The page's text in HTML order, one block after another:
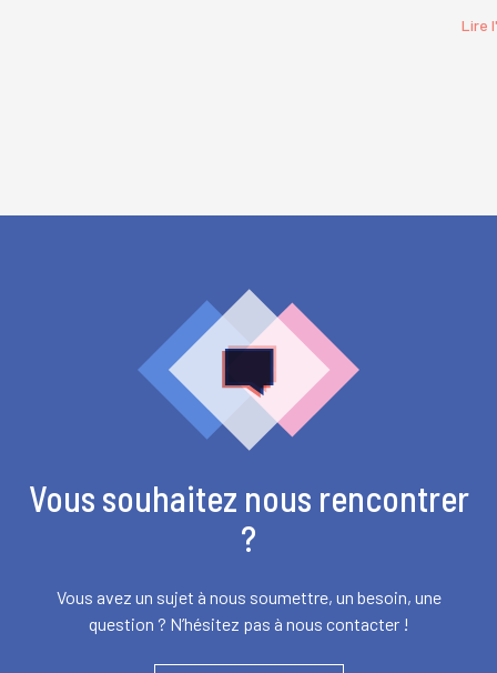
Lire
Vous souhaitez nous rencontrer
?
Vous avez un sujet à nous soumettre, un besoin, une
question ? N’hésitez pas à nous contacter !